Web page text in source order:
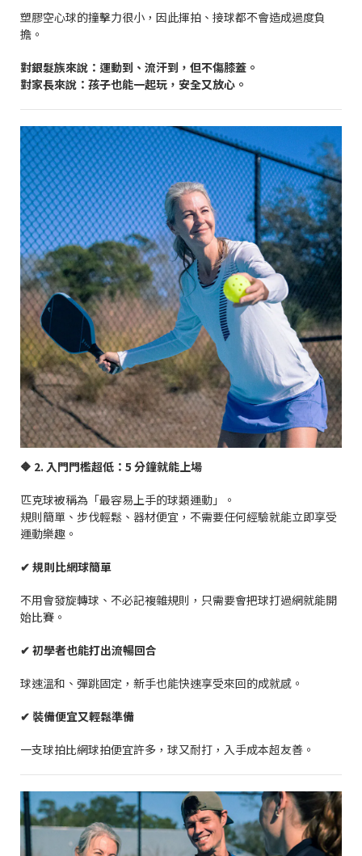
塑膠空心球的撞擊力很小，因此揮拍、接球都不會造成過度負
擔。
對銀髮族來說：運動到、流汗到，但不傷膝蓋。
對家長來說：孩子也能一起玩，安全又放心。
🔶 2. 入門門檻超低： 5 分鐘就能上場
匹克球被稱為「最容易上手的球類運動」。
規則簡單、步伐輕鬆、器材便宜，不需要任何經驗就能立即享受
運動樂趣。
✔ 規則比網球簡單
不用會發旋轉球、不必記複雜規則，只需要會把球打過網就能開
始比賽。
✔ 初學者也能打出流暢回合
球速溫和、彈跳固定，新手也能快速享受來回的成就感。
✔ 裝備便宜又輕鬆準備
一支球拍比網球拍便宜許多，球又耐打，入手成本超友善。